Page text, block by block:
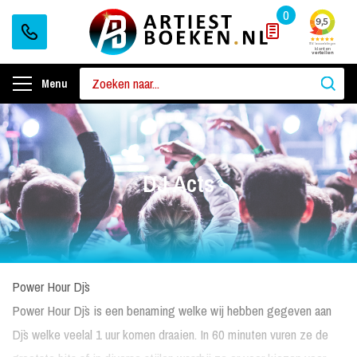
0
Menu
DJ Acts
Power Hour Dj`s
Power Hour Dj`s is een benaming welke wij hebben gegeven aan
Dj`s welke veelal 1 uur komen draaien. In 60 minuten vuren ze de